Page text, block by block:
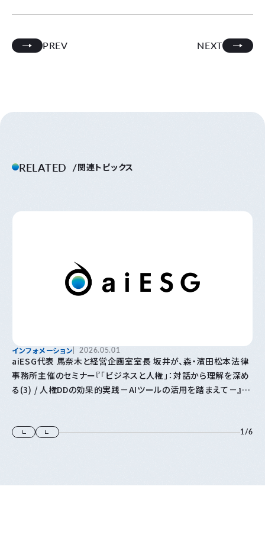
PREV NEXT
RELATED 関連トピックス
インフォメーション 2026.05.01
aiESG代表 馬奈木と経営企画室室長 坂井が、森・濱田松本法律
事務所主催のセミナー『「⁠ビジネスと人権⁠」⁠：対話から理解を深め
る(3) / 人権DDの効果的実践－AIツールの活用を踏まえて－』に
1/6